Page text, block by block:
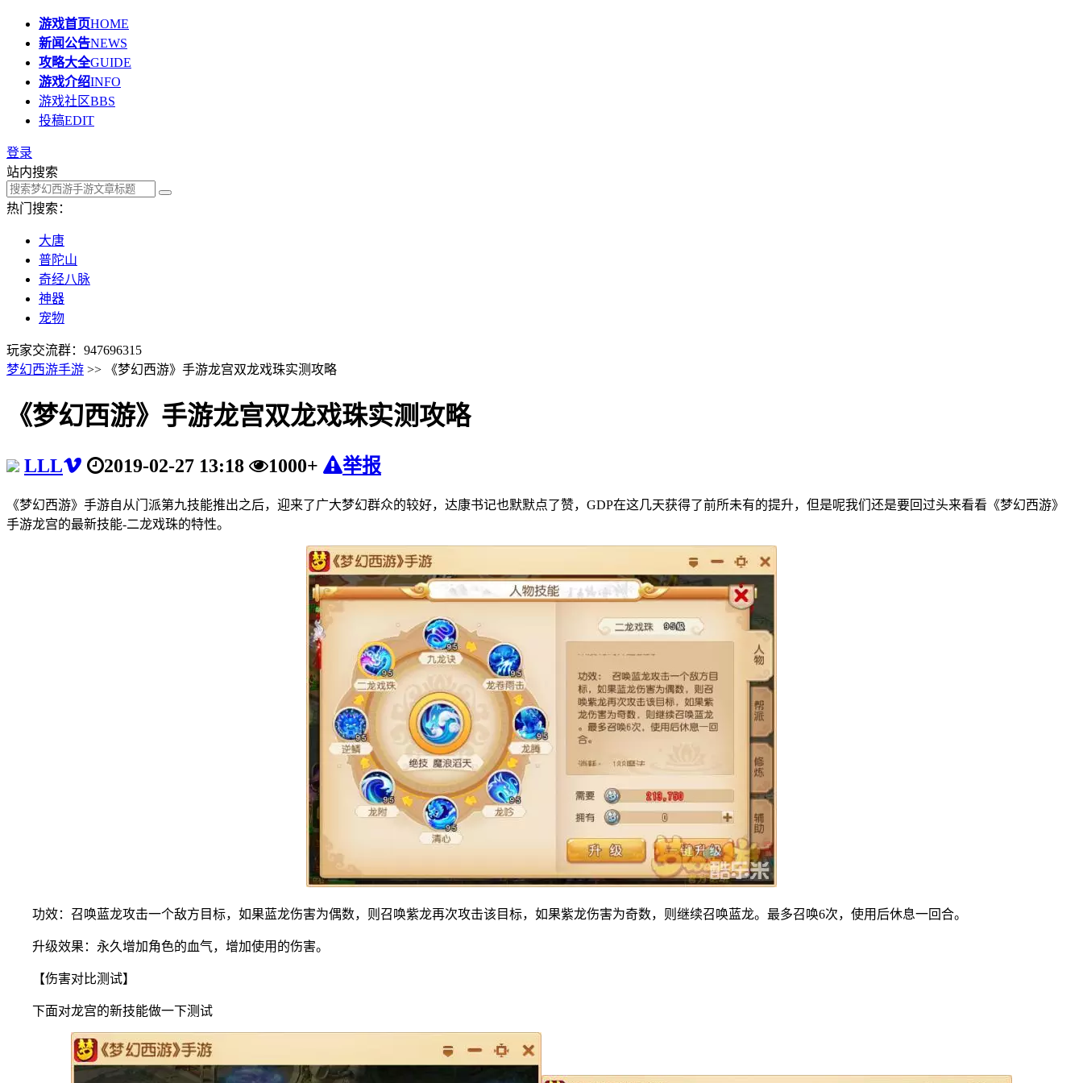
游戏首页HOME
新闻公告NEWS
攻略大全GUIDE
游戏介绍INFO
游戏社区BBS
投稿EDIT
登录
站内搜索
热门搜索：
大唐
普陀山
奇经八脉
神器
宠物
玩家交流群：947696315
梦幻西游手游 >> 《梦幻西游》手游龙宫双龙戏珠实测攻略
《梦幻西游》手游龙宫双龙戏珠实测攻略
LLL 2019-02-27 13:18 1000+ 举报
《梦幻西游》手游自从门派第九技能推出之后，迎来了广大梦幻群众的较好，达康书记也默默点了赞，GDP在这几天获得了前所未有的提升，但是呢我们还是要回过头来看看《梦幻西游》
手游龙宫的最新技能-二龙戏珠的特性。
功效：召唤蓝龙攻击一个敌方目标，如果蓝龙伤害为偶数，则召唤紫龙再次攻击该目标，如果紫龙伤害为奇数，则继续召唤蓝龙。最多召唤6次，使用后休息一回合。
升级效果：永久增加角色的血气，增加使用的伤害。
【伤害对比测试】
下面对龙宫的新技能做一下测试